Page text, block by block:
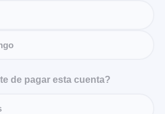
de pagar esta cuenta?